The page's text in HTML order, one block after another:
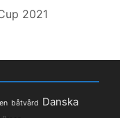
2021
båtvård Danska